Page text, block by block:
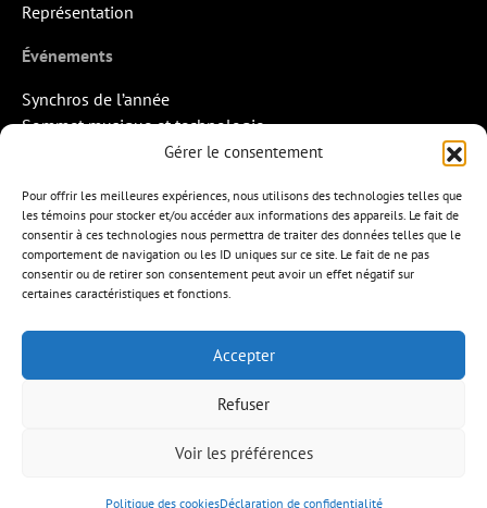
Gérer le consentement
Pour offrir les meilleures expériences, nous utilisons des technologies telles que
les témoins pour stocker et/ou accéder aux informations des appareils. Le fait de
consentir à ces technologies nous permettra de traiter des données telles que le
comportement de navigation ou les ID uniques sur ce site. Le fait de ne pas
consentir ou de retirer son consentement peut avoir un effet négatif sur
certaines caractéristiques et fonctions.
Accepter
Refuser
Voir les préférences
Politique des cookiesDéclaration de confidentialité
Représentation
Événements
Synchros de l’année
Sommet musique et technologie
Quand la musique rencontre l’image
Missions d’export
Contact
L’ÉDITION MUSICALE
CONTACT ENGLISH